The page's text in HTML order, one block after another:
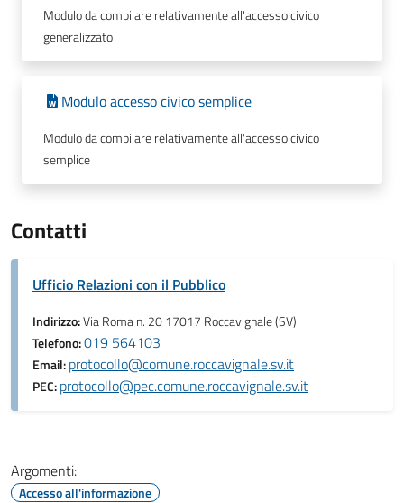
Modulo da compilare relativamente all'accesso civico
generalizzato
Modulo accesso civico semplice
Modulo da compilare relativamente all'accesso civico
semplice
Contatti
Ufficio Relazioni con il Pubblico
Indirizzo:Via Roma n. 20 17017 Roccavignale (SV)
Telefono:019 564103
Email:protocollo@comune.roccavignale.sv.it
PEC:protocollo@pec.comune.roccavignale.sv.it
Argomenti:
Accesso all'informazione